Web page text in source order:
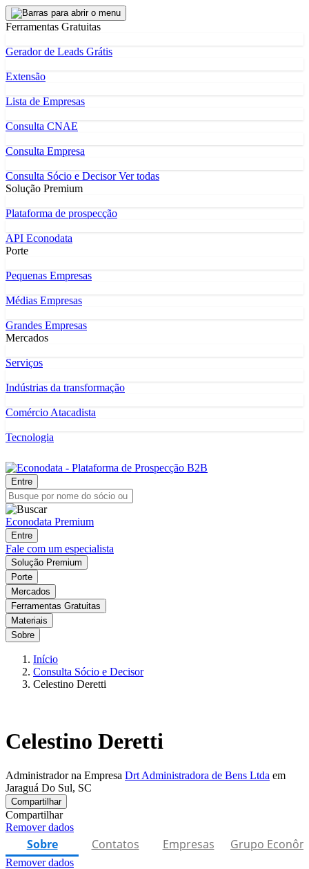
Ferramentas Gratuitas
Gerador de Leads Grátis
Extensão
Lista de Empresas
Consulta CNAE
Consulta Empresa
Consulta Sócio e DecisorVer todas
Solução Premium
Plataforma de prospecção
API Econodata
Porte
Pequenas Empresas
Médias Empresas
Grandes Empresas
Mercados
Serviços
Indústrias da transformação
Comércio Atacadista
Tecnologia
Entre
Econodata Premium
Entre
Fale com um especialista
Solução Premium
Porte
Mercados
Ferramentas Gratuitas
Materiais
Sobre
Início
Consulta Sócio e Decisor
Celestino Deretti
Celestino Deretti
Administrador na Empresa Drt Administradora de Bens Ltda em
Jaraguá Do Sul, SC
Compartilhar
Compartilhar
Remover dados
Sobre Contatos Empresas Grupo
Remover dados